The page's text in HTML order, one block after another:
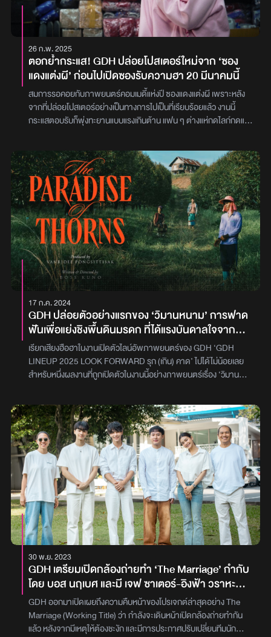
26 ก.พ. 2025
ตอกย้ำกระแส! GDH ปล่อยโปสเตอร์ใหม่จาก ‘ซอง
แดงแต่งผี’ ก่อนไปเปิดซองรับความฮา 20 มีนาคมนี้
สมการรอคอยกับภาพยนตร์คอมเมดี้แห่งปี ซองแดงแต่งผี เพราะหลัง
จากที่ปล่อยโปสเตอร์อย่างเป็นทางการไปเป็นที่เรียบร้อยแล้ว งานนี้
กระแสตอบรับก็พุ่งทะยานแบบแรงเกินต้าน แฟน ๆ ต่างแห่กดไลก์กดแชร์
แดงแต่งผี” เล่าถึงเรื่องราวความชุลมุนสุดป่วนของ ‘เม่น’ โจรกลับใจที่
ผันตัวไปเป็นสายตำรวจ แต่ดันดวงซวยเผลอไปเก็บซองแดงที่หล่นอยู่บน
พื้น จนทำให้เขาต้องเข้าพิธีแต่งงานกับผี ’ตี่ตี๋‘ ที่ตายอย่างปริศนา เม่น
ต้องช่วยสืบหาอุบัติเหตุที่คร่าชีวิตตี่ตี๋ เพื่อส่งให้เขาไปสู่สุคติโดยเป็นการ
พบกันบนจอภาพยนตร์เป็นครั้งแรกของ บิวกิ้น-พุฒิพงศ์ อัสสรัตนกุล
และ พีพี-กฤษฏ์ อำนวยเดชกร ที่โคจรมาเสิร์ฟเคมีดีต่อใจ ผนึกกำลัง
ด้วยทีมนักแสดงตัวจี๊ดที่มาเสริมทัพความฮาอีกเพียบ อาทิ ก้อย-อรัช
พร โภคินภากร, ปิยะมาศ โมนยะกุล, จตุรงค์ พลบูรณ์, รัศมีแข ฟ้าเกื้อ
ล้น, เอ็ดดี้ จรรยหาญ, แอนนา ชวนชื่น ฯลฯ ผ่านฝีมือของผู้กำกับคนเก่ง
หมู-ชยนพ บุญประกอบ จาก ‘FRIEND ZONE ระวัง..สิ้นสุดทางเพื่อน’
โปรดิวซ์โดยทีมผู้สร้าง ‘พี่มาก..พระโขนง’ โต้ง-บรรจง ปิสัญธนะกูล
และ ตั้ม-วีรชัย ใหญ่กว่าวงศ์ซึ่งต้องบอกว่าโปสเตอร์ที่ถูกปล่อยออกมา
ล่าสุดเป็นโมเมนต์ที่เต็มเปี่ยมไปด้วยพลังงานแห่งความสนุกและความฮา
อย่างแท้จริง เตรียมเปิดซองพิสูจน์ความฮาแบบไม่มีกั๊กกันได้ใน ‘ซอง
แดงแต่งผี’ 20 มีนาคมนี้ ในโรงภาพยนตร์ภาพ : GDH
17 ก.ค. 2024
GDH ปล่อยตัวอย่างแรกของ ‘วิมานหนาม’ การฟาด
ฟันเพื่อแย่งชิงพื้นดินมรดก ที่ได้แรงบันดาลใจจาก
ความไม่เท่าเทียม
เรียกเสียงฮือฮาในงานเปิดตัวไลน์อัพภาพยนตร์ของ GDH ‘GDH
LINEUP 2025 LOOK FORWARD รุก (เกิน) คาด’ ไปได้ไม่น้อยเลย
สำหรับหนึ่งผลงานที่ถูกเปิดตัวในงานนี้อย่างภาพยนตร์เรื่อง ‘วิมาน
ล่าสุด GDH มีการปล่อยออฟฟิเชียลทีเซอร์แรกของ ‘วิมานหนาม’ ออก
มาให้ได้ชมกัน พร้อมกับลุ้นเรื่องราวความซับซ้อนสุดเข้มขนของหลาก
ตัวละครที่เกิดขึ้นในสวนทุเรียน ครบและทำถึงทุกอารมณ์ น่าจับตามอง
ทุกตัวละครสำหรับ ‘วิมานหนาม’ ภาพยนตร์ที่ได้แรงบันดาลใจจาก
ความไม่เท่าเทียม การร่วมมือกันระหว่าง GDH กับ ใจ​ สตูดิโอ ที่จะชวน
ขุดหนามในตัวออกมาฟาดฟัน เรื่องราวของการแย่งชิงวิมานในฝันมา
ครอบครอง เมื่อที่แห่งความรักกับที่แห่งความแค้น คือที่เดียวกัน ผลงาน
จากผู้กำกับ ‘แปลรักฉันด้วยใจเธอ’ บอส-นฤเบศ กูโน พร้อมด้วย
โปรดิวเซอร์ วรรณฤดี พงษ์สิทธิศักดิ์ นำแสดงโดย เจฟ ซาเตอร์, อิงฟ้า
วราหะ, เต้ย-พงศกร เมตตาริกานนท์, เก่ง-หฤษฎ์ บัวย้อย และการคืน
จอของนักแสดงรุ่นใหญ่มากความสามารถ สีดา พัวพิมล‘วิมานหนาม’
มีกำหนดเข้าฉายในโรงภาพยนตร์ 22 สิงหาคม 2567ภาพ : GDH
30 พ.ย. 2023
GDH เตรียมเปิดกล้องถ่ายทำ ‘The Marriage’ กำกับ
โดย บอส นฤเบศ และมี เจฟ ซาเตอร์-อิงฟ้า วราหะ
นำแสดง
GDH ออกมาเปิดเผยถึงความคืบหน้าของโปรเจกต์ล่าสุดอย่าง The
Marriage (Working Title) ว่า กำลังจะเดินหน้าเปิดกล้องถ่ายทำกัน
แล้ว หลังจากมีเหตุให้ต้องชะงัก และมีการประกาศปรับเปลี่ยนทีมนัก